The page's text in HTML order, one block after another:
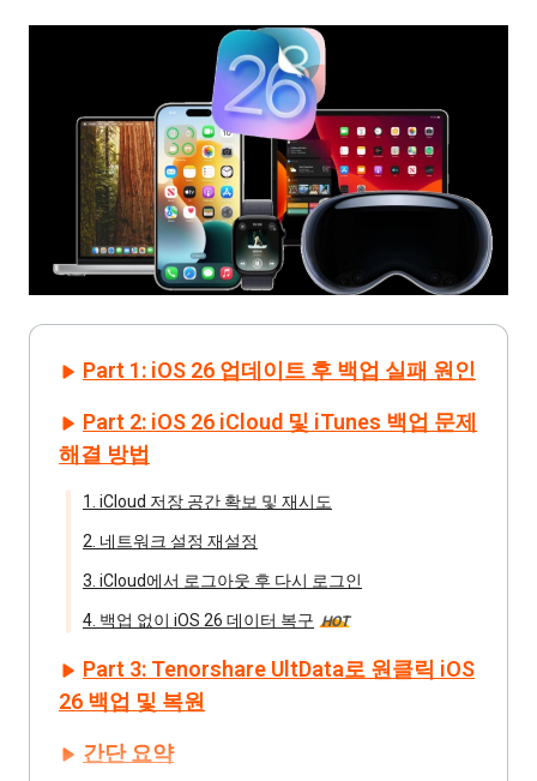
Part 1: iOS 26 업데이트 후 백업 실패 원인
Part 2: iOS 26 iCloud 및 iTunes 백업 문제
해결 방법
1. iCloud 저장 공간 확보 및 재시도
2. 네트워크 설정 재설정
3. iCloud에서 로그아웃 후 다시 로그인
4. 백업 없이 iOS 26 데이터 복구 HOT
Part 3: Tenorshare UltData로 원클릭 iOS
26 백업 및 복원
간단 요약